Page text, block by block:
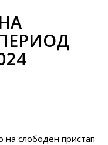
на слободен пристап